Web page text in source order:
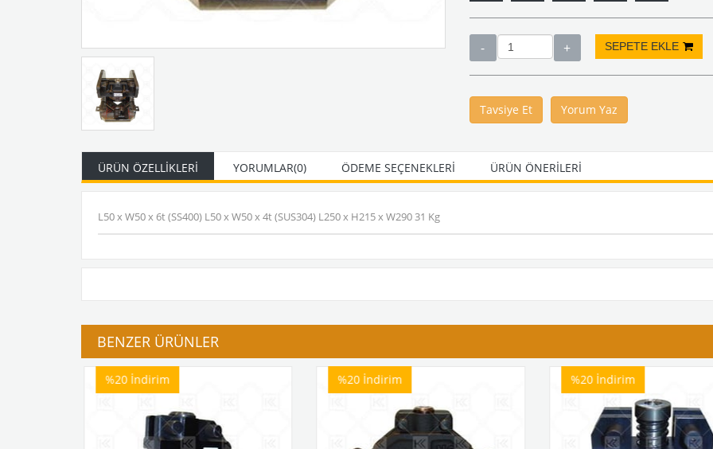
Tavsiye Et Yorum Yaz
ÜRÜN ÖZELLIKLERI YORUMLAR(0) ÖDEME SEÇENEKLERI ÜRÜN ÖNERILERI
L50 x W50 x 6t (SS400) L50 x W50 x 4t (SUS304) L250 x H215 x W290 31 Kg
BENZER ÜRÜNLER
%20 İndirim %20 İndirim %20 İndirim